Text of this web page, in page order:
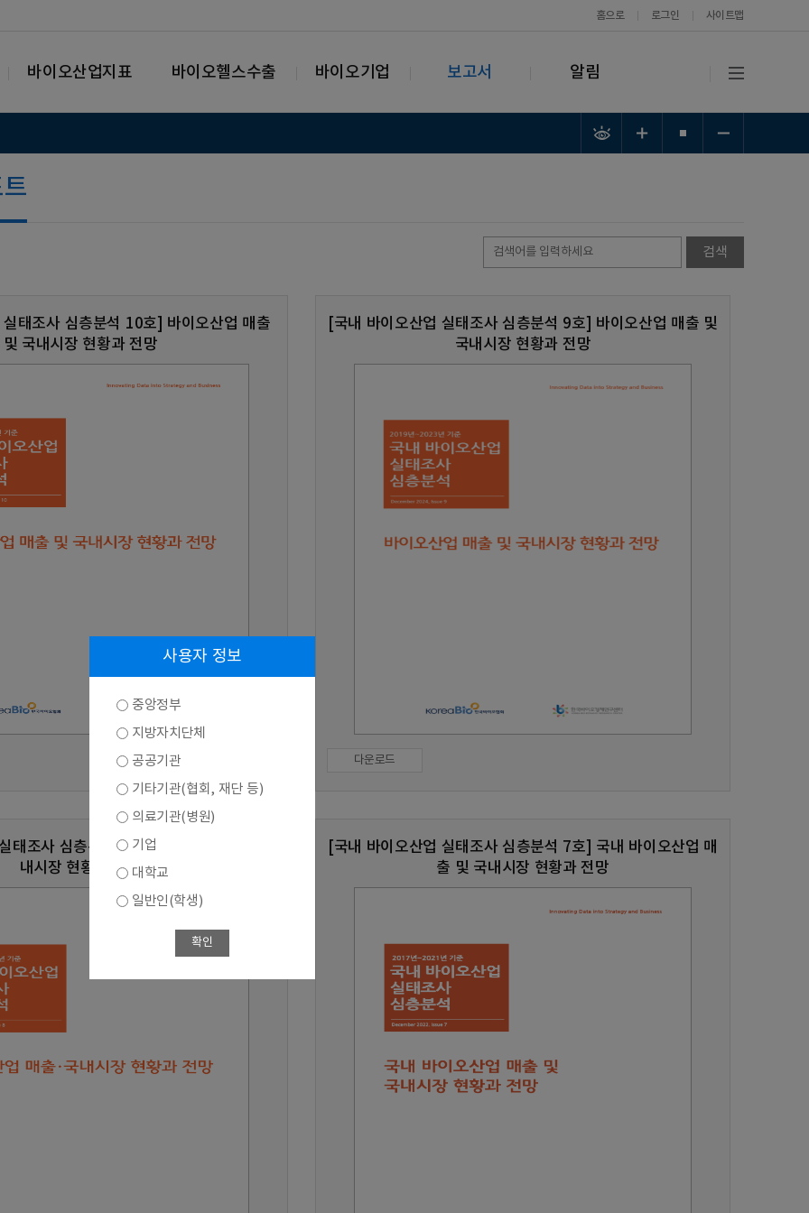
홈으로 로그인 사이트맵
바이오산업지표 바이오헬스수출 바이오기업 보고서 알림
태조사 심층분석 10호] 바이오산업 매출
및 국내시장 현황과 전망
[국내 바이오산업 실태조사 심층분석 9호] 바이오산업 매출 및
국내시장 현황과 전망
다운로드
태조사 심층분석 8호] 바이오산업 매출,국
내시장 현황과 전망
[국내 바이오산업 실태조사 심층분석 7호] 국내 바이오산업 매
출 및 국내시장 현황과 전망
사용자 정보
중앙정부
지방자치단체
공공기관
기타기관(협회, 재단 등)
의료기관(병원)
기업
대학교
일반인(학생)
확인